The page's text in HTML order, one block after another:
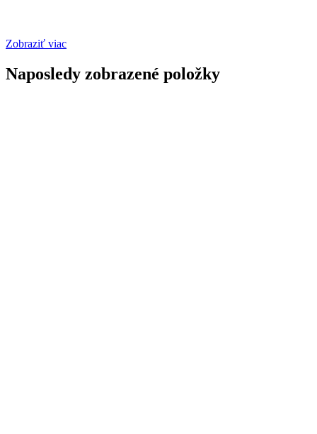
Zobraziť viac
Naposledy zobrazené položky